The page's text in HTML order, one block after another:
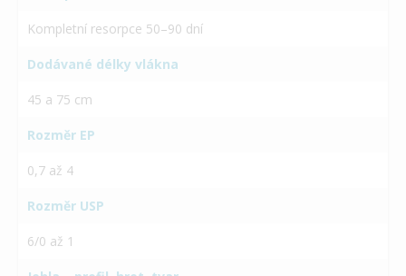
Kompletní resorpce 50–90 dní
Dodávané délky vlákna
45 a 75 cm
Rozměr EP
0,7 až 4
Rozměr USP
6/0 až 1